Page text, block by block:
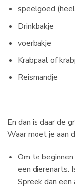
speelgoed
Drinkbakje
voerbakje
Krabpaal of
Reismandje
En dan is daar de
Waar moet je aan
Om te
een dierenarts.
Spreek dan